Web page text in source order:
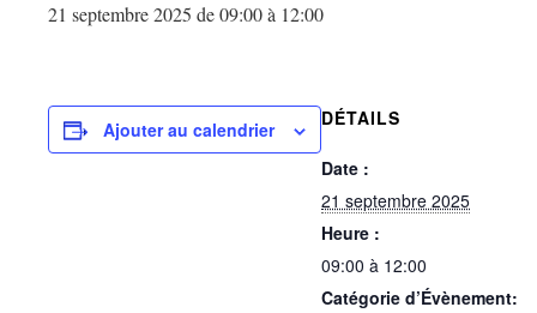
21 septembre 2025 de 09:00à 12:00
Ajouter au calendrier DÉTAILS
Date :
21 septembre 2025
Heure :
09:00 à 12:00
Catégorie d’Évènement: